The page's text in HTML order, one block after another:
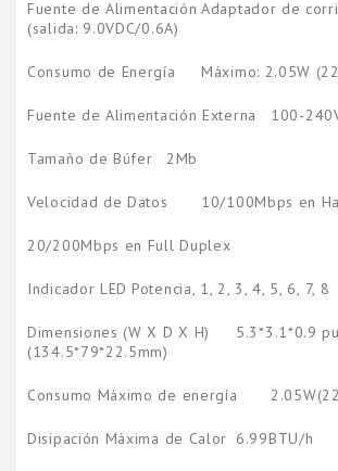
Fuente de Alimentación Adaptador de
(salida: 9.0VDC/0.6A)
Consumo de Energía Máximo: 2.05W
Fuente de Alimentación Externa 100-
Tamaño de Búfer 2Mb
Velocidad de Datos 10/100Mbps en
20/200Mbps en Full Duplex
Indicador LED Potencia, 1, 2, 3, 4, 5, 6, 7, 8
Dimensiones (W X D X H)
5.3*3.1*0.9
(134.5*79*22.5mm)
Consumo Máximo de energía
Disipación Máxima de Calor 6.99BTU/h